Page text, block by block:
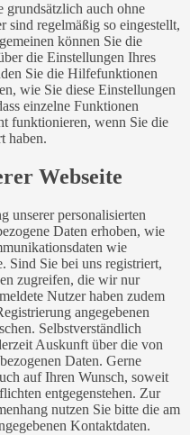
grundsätzlich auch ohne
sind regelmäßig so eingestellt,
können Sie die
die Einstellungen Ihres
Sie die Hilfefunktionen
wie Sie diese Einstellungen
einzelne Funktionen
funktionieren, wenn Sie die
haben.
Webseite
unserer personalisierten
Daten erhoben, wie
wie
Sind Sie bei uns registriert,
zugreifen, die wir nur
Nutzer haben zudem
angegebenen
Selbstverständlich
Auskunft über die von
Daten. Gerne
auf Ihren Wunsch, soweit
entgegenstehen. Zur
nutzen Sie bitte die am
Kontaktdaten.